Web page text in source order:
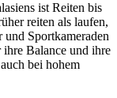
ist Reiten bis
reiten als laufen,
Sportkameraden
Balance und ihre
bei hohem